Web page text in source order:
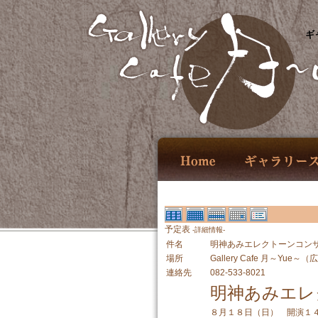
ギ
予定表 -詳細情報-
件名
明神あみエレクトーンコン
場所
Gallery Cafe 月～Yue～（
連絡先
082-533-8021
明神あみエ
８月１８日（日） 開演１